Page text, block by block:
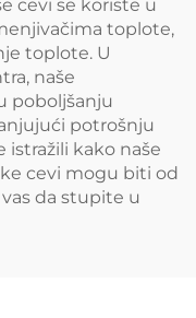
cevi se koriste u
toplote,
toplote. U
naše
poboljšanju
potrošnju
istražili kako naše
cevi mogu biti od
da stupite u